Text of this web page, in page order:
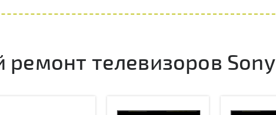
ремонт телевизоров Sony